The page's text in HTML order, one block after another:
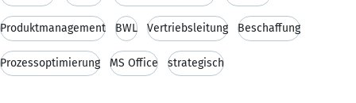
Produktmanagement BWL Vertriebsleitung Beschaffung
Prozessoptimierung MS Office strategisch